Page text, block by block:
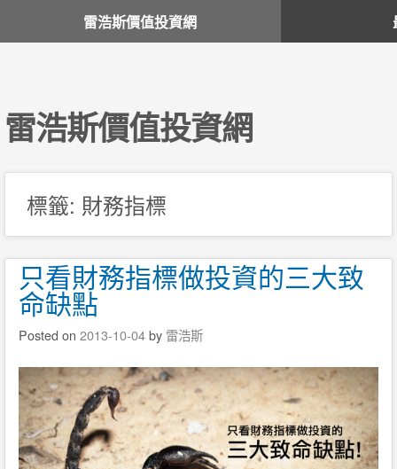
雷浩斯價值投資網
雷浩斯價值投資網
標籤: 財務指標
只看財務指標做投資的三大致
命缺點
Posted on 2013-10-04by 雷浩斯